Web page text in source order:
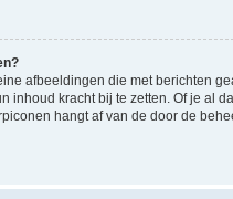
afbeeldingen die met berichten
inhoud kracht bij te zetten. Of je al
hangt af van de door de